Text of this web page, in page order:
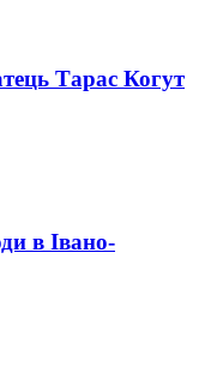
Тарас Когут
в Івано-